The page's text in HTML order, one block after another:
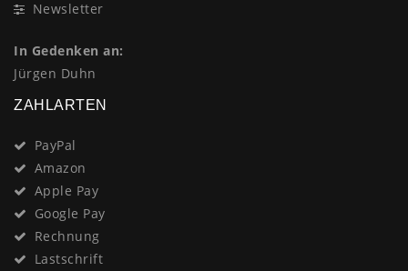
Newsletter
In Gedenken an:
Jürgen Duhn
ZAHLARTEN
PayPal
Amazon
Apple Pay
Google Pay
Rechnung
Lastschrift